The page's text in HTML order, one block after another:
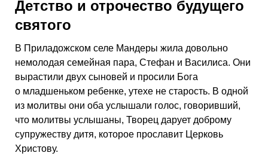
Детство и отрочество будущего
святого
В Приладожском селе Мандеры жила довольно
немолодая семейная пара, Стефан и Василиса. Они
вырастили двух сыновей и просили Бога
о младшеньком ребенке, утехе не старость. В одной
из молитвы они оба услышали голос, говоривший,
что молитвы услышаны, Творец дарует доброму
супружеству дитя, которое прославит Церковь
Христову.